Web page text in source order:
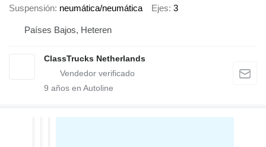
Suspensión neumática/neumática Ejes 3
Países Bajos, Heteren
ClassTrucks Netherlands
9 años en Autoline